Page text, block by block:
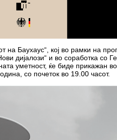
на Баухаус“, кој во рамки на
дијалози“ и во соработка со
уметност, ќе биде прикажан
со почеток во 19.00 часот.